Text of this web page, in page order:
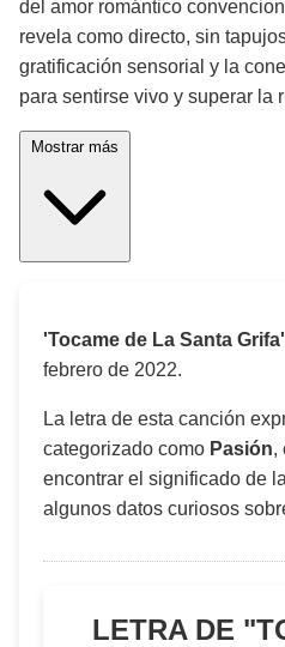
del amor romántico
revela como directo, sin
gratificación sensorial y la
para sentirse vivo y superar la
'Tocame de La Santa Grifa'
febrero de 2022.
La letra de esta canción
categorizado como Pasión,
encontrar el significado de
algunos datos curiosos
LETRA DE "